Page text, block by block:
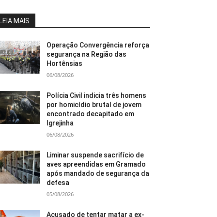
MAIS
Operação Convergência reforça
segurança na Região das
Hortênsias
06/08/2026
Polícia Civil indicia três homens
por homicídio brutal de jovem
encontrado decapitado em
Igrejinha
06/08/2026
Liminar suspende sacrifício de
aves apreendidas em Gramado
após mandado de segurança da
defesa
05/08/2026
Acusado de tentar matar a ex-